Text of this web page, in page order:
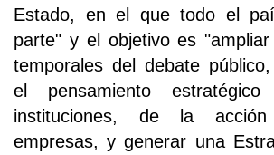
Estado, en el que todo el
parte" y el objetivo es
temporales del debate
el pensamiento
instituciones, de la
empresas, y generar una